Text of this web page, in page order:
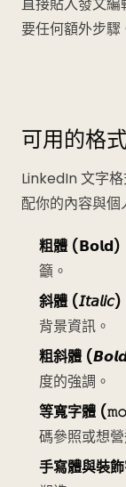
直接貼入發文
要任何額外步驟
可用的格
LinkedIn 文字
配你的內容與個
粗體 (𝗕𝗼𝗹𝗱)
籲。
斜體 (𝘐𝘵𝘢𝘭𝘪𝘤)
背景資訊。
粗斜體 (𝘽𝙤𝙡𝙙
度的強調。
等寬字體
碼參照或想
手寫體與裝飾